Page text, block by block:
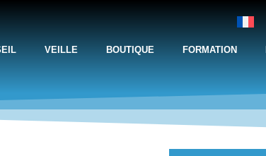
VEILLE BOUTIQUE FORMATION